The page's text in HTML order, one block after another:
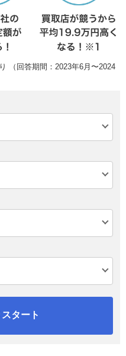
（回答期間：2023年6月〜2024
タート